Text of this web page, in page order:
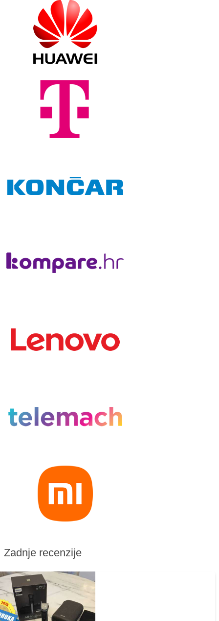
Zadnje recenzije